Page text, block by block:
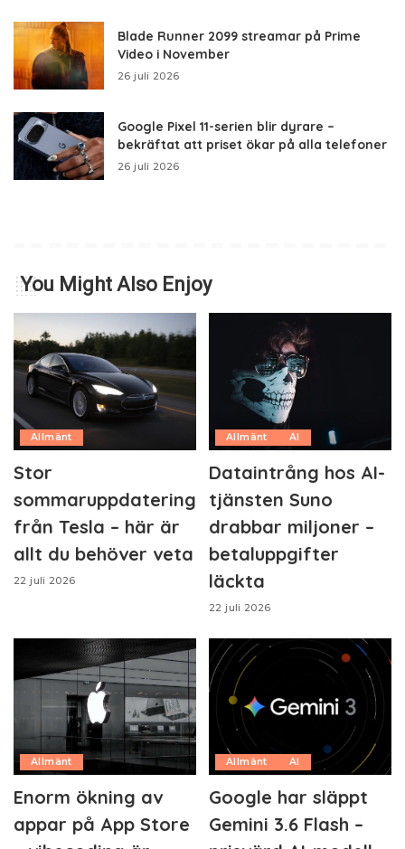
Blade Runner 2099 streamar på Prime
Video i November
26 juli 2026
Google Pixel 11-serien blir dyrare –
bekräftat att priset ökar på alla telefoner
26 juli 2026
You Might Also Enjoy
Allmänt
Stor
sommaruppdatering
från Tesla – här är
allt du behöver veta
22 juli 2026
Allmänt AI
Dataintrång hos AI-
tjänsten Suno
drabbar miljoner –
betaluppgifter
läckta
22 juli 2026
Allmänt
Enorm ökning av
appar på App Store
Allmänt AI
Google har släppt
Gemini 3.6 Flash –